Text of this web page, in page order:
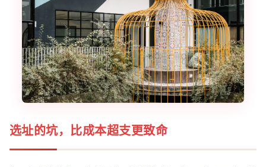
选址的坑，比成本超支更致命